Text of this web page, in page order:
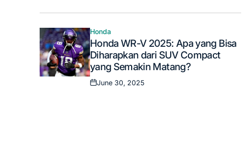
Posted
in
Honda
Honda WR-V 2025: Apa yang Bisa
Diharapkan dari SUV Compact
yang Semakin Matang?
Posted
June 30, 2025